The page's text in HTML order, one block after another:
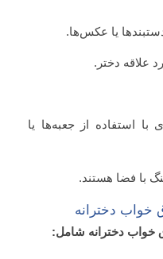
دستبندها یا عکس‌ها.
علاقه دختر.
استفاده از جعبه‌ها یا
با فضا هستند.
خواب دخترانه
خواب دخترانه شامل: